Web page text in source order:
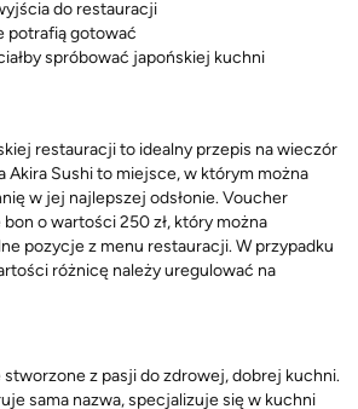
do restauracji
potrafią gotować
spróbować japońskiej kuchni
restauracji to idealny przepis na wieczór
Akira Sushi to miejsce, w którym można
w jej najlepszej odsłonie. Voucher
o wartości 250 zł, który można
pozycje z menu restauracji. W przypadku
różnicę należy uregulować na
z pasji do zdrowej, dobrej kuchni.
sama nazwa, specjalizuje się w kuchni